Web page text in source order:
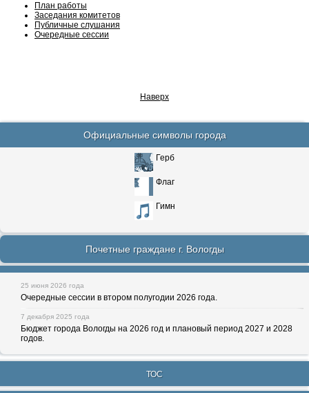
План работы
Заседания комитетов
Публичные слушания
Очередные сессии
Наверх
Официальные символы города
Герб
Флаг
Гимн
Почетные граждане г. Вологды
25 июня 2026 года
Очередные сессии в втором полугодии 2026 года.
7 декабря 2025 года
Бюджет города Вологды на 2026 год и плановый период 2027 и 2028
годов.
ТОС